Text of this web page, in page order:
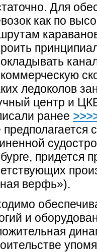
Для
как по
ледоколов
центр и
ранее
придется
верфь»).
и